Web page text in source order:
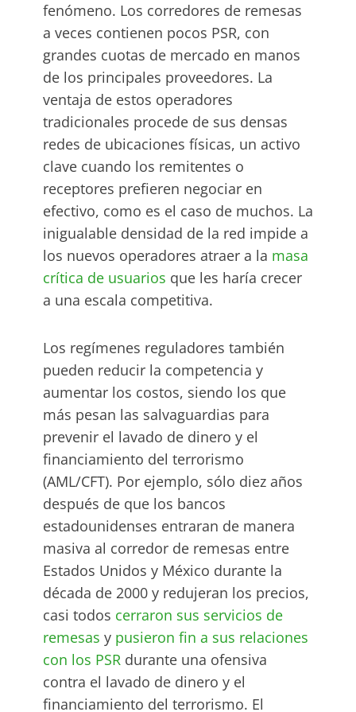
fenómeno. Los corredores de remesas
a veces contienen pocos PSR, con
grandes cuotas de mercado en manos
de los principales proveedores. La
ventaja de estos operadores
tradicionales procede de sus densas
redes de ubicaciones físicas, un activo
clave cuando los remitentes o
receptores prefieren negociar en
efectivo, como es el caso de muchos. La
inigualable densidad de la red impide a
los nuevos operadores atraer a la masa
crítica de usuarios que les haría crecer
a una escala competitiva.
Los regímenes reguladores también
pueden reducir la competencia y
aumentar los costos, siendo los que
más pesan las salvaguardias para
prevenir el lavado de dinero y el
financiamiento del terrorismo
(AML/CFT). Por ejemplo, sólo diez años
después de que los bancos
estadounidenses entraran de manera
masiva al corredor de remesas entre
Estados Unidos y México durante la
década de 2000 y redujeran los precios,
casi todos cerraron sus servicios de
remesas y pusieron fin a sus relaciones
con los PSR durante una ofensiva
contra el lavado de dinero y el
financiamiento del terrorismo. El